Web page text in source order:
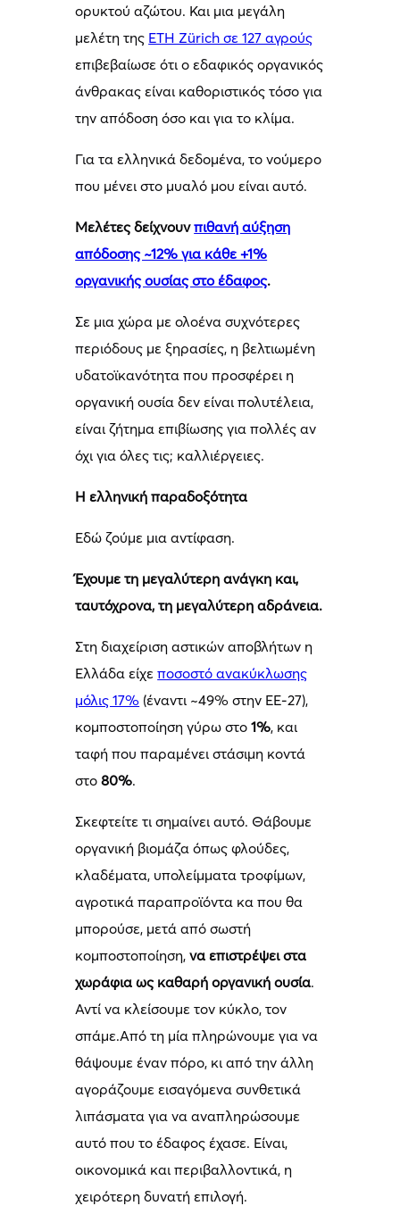
ορυκτού αζώτου. Και μια μεγάλη
μελέτη της ETH Zürich σε 127 αγρούς
επιβεβαίωσε ότι ο εδαφικός οργανικός
άνθρακας είναι καθοριστικός τόσο για
την απόδοση όσο και για το κλίμα.
Για τα ελληνικά δεδομένα, το νούμερο
που μένει στο μυαλό μου είναι αυτό.
Μελέτες δείχνουνπιθανή αύξηση
απόδοσης ~12% για κάθε +1%
οργανικής ουσίας στο έδαφος.
Σε μια χώρα με ολοένα συχνότερες
περιόδους με ξηρασίες, η βελτιωμένη
υδατοϊκανότητα που προσφέρει η
οργανική ουσία δεν είναι πολυτέλεια,
είναι ζήτημα επιβίωσης για πολλές αν
όχι για όλες τις; καλλιέργειες.
Η ελληνική παραδοξότητα
Εδώ ζούμε μια αντίφαση.
Έχουμε τη μεγαλύτερη ανάγκη και,
ταυτόχρονα, τη μεγαλύτερη αδράνεια.
Στη διαχείριση αστικών αποβλήτων η
Ελλάδα είχεποσοστό ανακύκλωσης
μόλις 17% (έναντι ~49% στην ΕΕ-27),
κομποστοποίηση γύρω στο1%, και
ταφή που παραμένει στάσιμη κοντά
στο80%.
Σκεφτείτε τι σημαίνει αυτό. Θάβουμε
οργανική βιομάζα όπως φλούδες,
κλαδέματα, υπολείμματα τροφίμων,
αγροτικά παραπροϊόντα κα που θα
μπορούσε, μετά από σωστή
κομποστοποίηση,να επιστρέψει στα
χωράφια ως καθαρή οργανική ουσία.
Αντί να κλείσουμε τον κύκλο, τον
σπάμε.Από τη μία πληρώνουμε για να
θάψουμε έναν πόρο, κι από την άλλη
αγοράζουμε εισαγόμενα συνθετικά
λιπάσματα για να αναπληρώσουμε
αυτό που το έδαφος έχασε. Είναι,
οικονομικά και περιβαλλοντικά, η
χειρότερη δυνατή επιλογή.